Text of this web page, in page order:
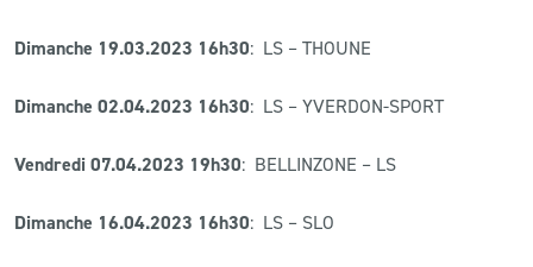
Dimanche 19.03.2023 16h30: LS – THOUNE
Dimanche 02.04.2023 16h30: LS – YVERDON-SPORT
Vendredi 07.04.2023 19h30: BELLINZONE – LS
Dimanche 16.04.2023 16h30: LS – SLO